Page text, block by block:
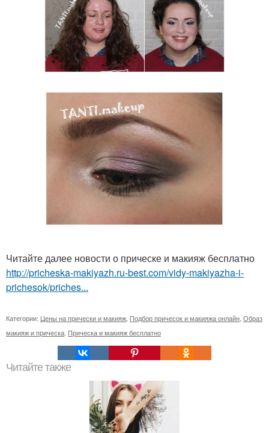
Читайте далее новости о прическе и макияж бесплатно
http://pricheska-makiyazh.ru-best.com/vidy-makiyazha-i-
prichesok/priches...
Категории: Цены на прически и макияж, Подбор причесок и макияжа онлайн, Образ
макияж и прическа, Прическа и макияж бесплатно
Читайте также